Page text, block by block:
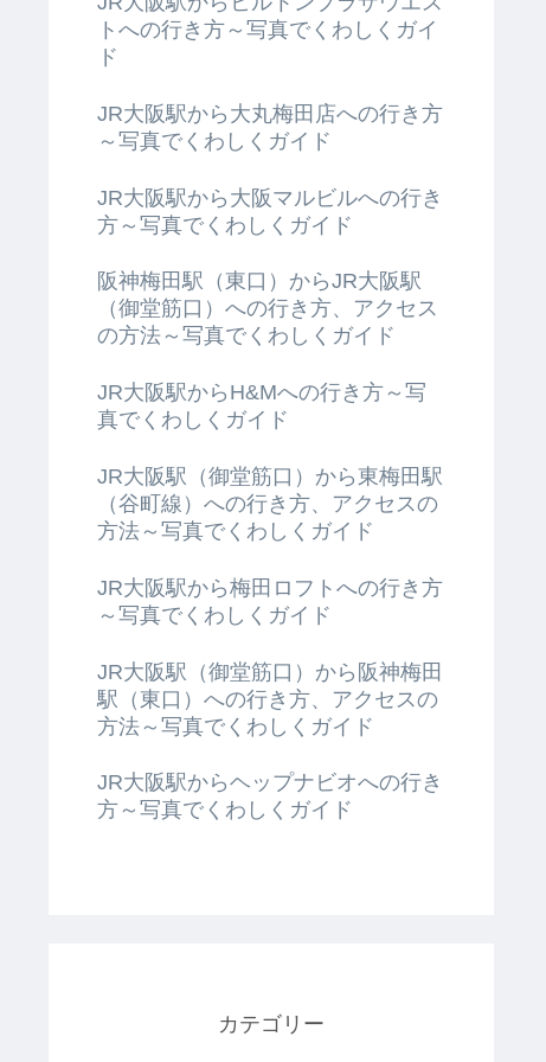
トへの行き方～写真でくわしくガイ
ド
JR大阪駅から大丸梅田店への行き方
～写真でくわしくガイド
JR大阪駅から大阪マルビルへの行き
方～写真でくわしくガイド
阪神梅田駅（東口）からJR大阪駅
（御堂筋口）への行き方、アクセス
の方法～写真でくわしくガイド
JR大阪駅からH&Mへの行き方～写
真でくわしくガイド
JR大阪駅（御堂筋口）から東梅田駅
（谷町線）への行き方、アクセスの
方法～写真でくわしくガイド
JR大阪駅から梅田ロフトへの行き方
～写真でくわしくガイド
JR大阪駅（御堂筋口）から阪神梅田
駅（東口）への行き方、アクセスの
方法～写真でくわしくガイド
JR大阪駅からヘップナビオへの行き
方～写真でくわしくガイド
カテゴリー